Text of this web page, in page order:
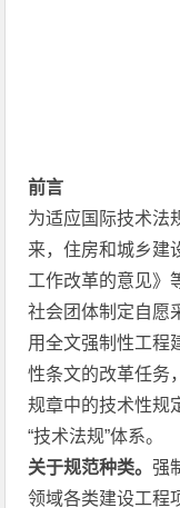
前言
为适应国际技术法
来，住房和城乡建
工作改革的意见》
社会团体制定自愿
用全文强制性工程
性条文的改革任务
规章中的技术性规
“技术法规”体系。
关于规范种类。强
领域各类建设工程